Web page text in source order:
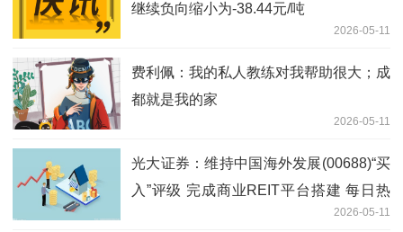
继续负向缩小为-38.44元/吨
2026-05-11
费利佩：我的私人教练对我帮助很大；成
都就是我的家
2026-05-11
光大证券：维持中国海外发展(00688)“买
入”评级 完成商业REIT平台搭建 每日热
2026-05-11